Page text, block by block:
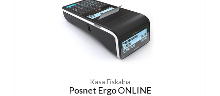
Kasa Fiskalna
Posnet Ergo ONLINE